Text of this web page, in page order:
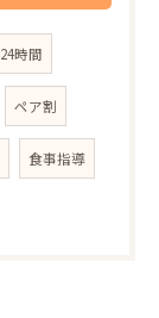
24時間
ペア割
食事指導